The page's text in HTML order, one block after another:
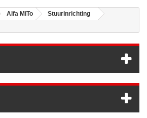
Alfa MiTo
Stuurinrichting